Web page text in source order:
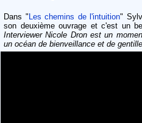
Dans " Les chemins de l'intuition"
son deuxième ouvrage et c'est un
Interviewer Nicole Dron est un
un océan de bienveillance et de